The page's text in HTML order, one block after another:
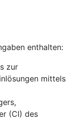
enthalten:
zur
mittels
(CI) des